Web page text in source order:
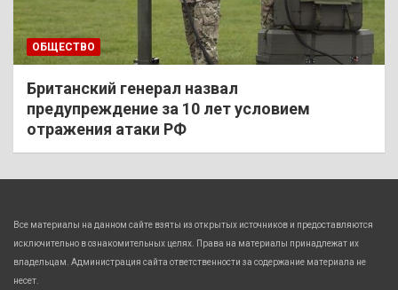
ОБЩЕСТВО
Британский генерал назвал
предупреждение за 10 лет условием
отражения атаки РФ
Все материалы на данном сайте взяты из открытых источников и предоставляются
исключительно в ознакомительных целях. Права на материалы принадлежат их
владельцам. Администрация сайта ответственности за содержание материала не
несет.